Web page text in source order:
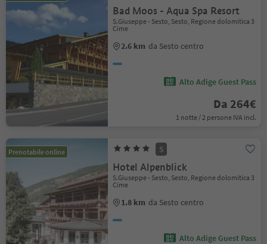
Bad Moos - Aqua Spa Resort
S.Giuseppe - Sesto, Sesto, Regione dolomitica 3
Cime
2.6 km da Sesto centro
Alto Adige Guest Pass
Da 264€
1 notte / 2 persone IVA incl.
Prenotabile online S
Hotel Alpenblick
S.Giuseppe - Sesto, Sesto, Regione dolomitica 3
Cime
1.8 km da Sesto centro
Alto Adige Guest Pass